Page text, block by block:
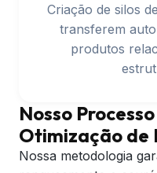
Criação de silos
transferem
produtos
Nosso
Otimização de
Nossa metodologia